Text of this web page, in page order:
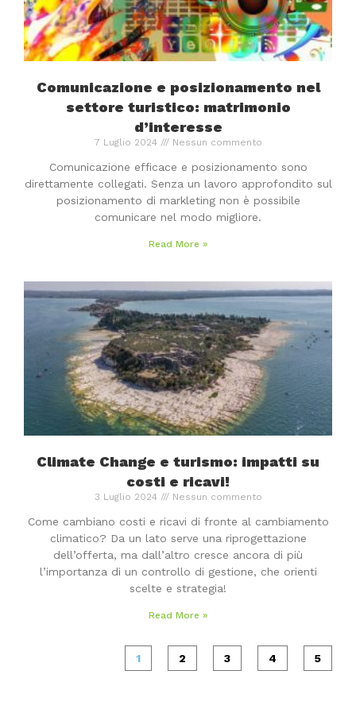
Comunicazione e posizionamento nel
settore turistico: matrimonio
d’interesse
7 Luglio 2024 Nessun commento
Comunicazione efficace e posizionamento sono
direttamente collegati. Senza un lavoro approfondito sul
posizionamento di markleting non è possibile
comunicare nel modo migliore.
Read More »
Climate Change e turismo: impatti su
costi e ricavi!
3 Luglio 2024 Nessun commento
Come cambiano costi e ricavi di fronte al cambiamento
climatico? Da un lato serve una riprogettazione
dell’offerta, ma dall’altro cresce ancora di più
l’importanza di un controllo di gestione, che orienti
scelte e strategia!
Read More »
1 2 3 4 5